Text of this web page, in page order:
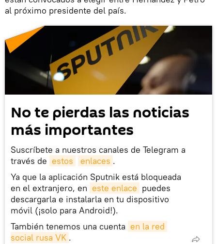
al próximo presidente del país.
No te pierdas las noticias
más importantes
Suscríbete a nuestros canales de Telegram a
través de estos enlaces .
Ya que la aplicación Sputnik está bloqueada
en el extranjero, en este enlace puedes
descargarla e instalarla en tu dispositivo
móvil (¡solo para Android!).
También tenemos una cuenta en la red
social rusa VK .